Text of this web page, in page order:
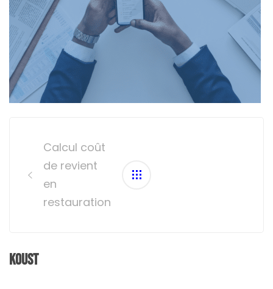
navigationCalcul coût
de revient
en
restauration
Koust